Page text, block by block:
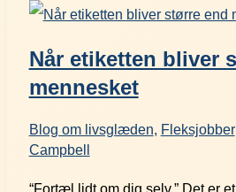
Når etiketten bliver
mennesket
Blog om livsglæden, Fleksjobber
Campbell
“Fortæl lidt om dig selv.” Det er